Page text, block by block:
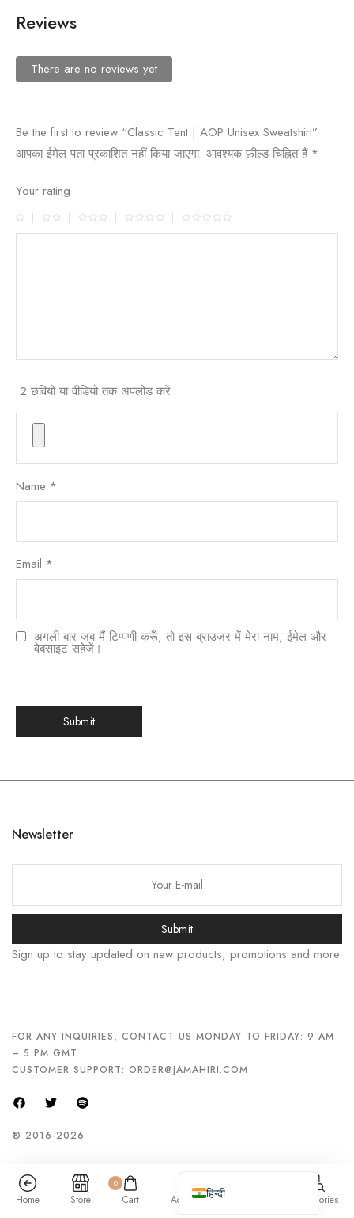
Reviews
There are no reviews yet
Be the first to review “Classic Tent | AOP Unisex Sweatshirt”
आपका ईमेल पता प्रकाशित नहीं किया जाएगा. आवश्यक फ़ील्ड चिह्नित हैं *
Your rating
2 छवियों या वीडियो तक अपलोड करें
Name *
Email *
अगली बार जब मैं टिप्पणी करूँ, तो इस ब्राउज़र में मेरा नाम, ईमेल और
वेबसाइट सहेजें।
Newsletter
Submit
Sign up to stay updated on new products, promotions and more.
FOR ANY INQUIRIES, CONTACT US MONDAY TO FRIDAY: 9 AM
– 5 PM GMT.
CUSTOMER SUPPORT: ORDER@JAMAHIRI.COM
® 2016-2026
Home Store
0
Cart Account Categories
हिन्दी
Italiano
اردو
Bahasa Indonesia